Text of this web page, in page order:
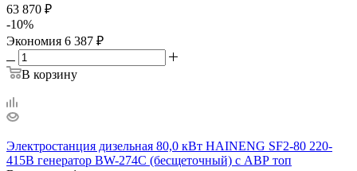
63 870 ₽
-10%
Экономия 6 387 ₽
В корзину
Электростанция дизельная 80,0 кВт HAINENG SF2-80 220-
415В генератор BW-274С (бесщеточный) с АВР топ